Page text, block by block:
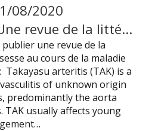
/08/2020
Article publié : Une revue de la littérature sur la grossesse dans la maladie de Takayasu.
une revue de la
au cours de la maladie
Takayasu arteritis (TAK) is a
of unknown origin
predominantly the aorta
TAK usually affects young